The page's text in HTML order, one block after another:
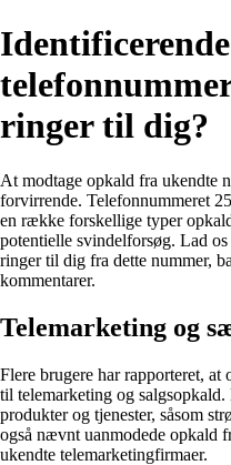
ringer til dig?
At modtage opkald fra ukendte
forvirrende. Telefonnummeret
en række forskellige typer
potentielle svindelforsøg. Lad
ringer til dig fra dette nummer,
kommentarer.
Telemarketing og
Flere brugere har rapporteret,
til telemarketing og
produkter og tjenester, såsom
også nævnt uanmodede opkald
ukendte telemarketingfirmaer.